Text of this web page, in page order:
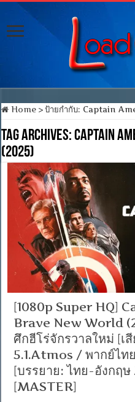
Home > ป้ายกำกับ: Captain
Tag Archives:Captain
(2025)
[1080p Super HQ]
Brave New World
ศึกฮีโร่จักรวาลใหม่ [เ
5.1.Atmos / พากย์ไท
[บรรยาย: ไทย-อังกฤ
[MASTER]